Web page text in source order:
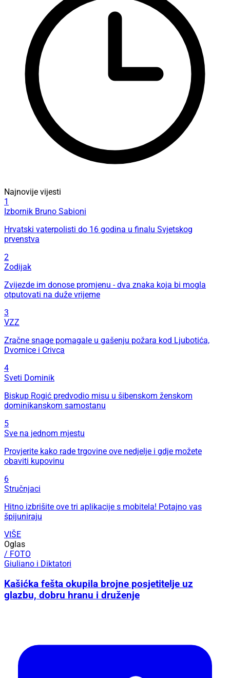
Najnovije vijesti
1
Izbornik Bruno Sabioni
Hrvatski vaterpolisti do 16 godina u finalu Svjetskog
prvenstva
2
Zodijak
Zvijezde im donose promjenu - dva znaka koja bi mogla
otputovati na duže vrijeme
3
VZZ
Zračne snage pomagale u gašenju požara kod Ljubotića,
Dvornice i Crivca
4
Sveti Dominik
Biskup Rogić predvodio misu u šibenskom ženskom
dominikanskom samostanu
5
Sve na jednom mjestu
Provjerite kako rade trgovine ove nedjelje i gdje možete
obaviti kupovinu
6
Stručnjaci
Hitno izbrišite ove tri aplikacije s mobitela! Potajno vas
špijuniraju
VIŠE
Oglas
/ FOTO
Giuliano i Diktatori
Kašićka fešta okupila brojne posjetitelje uz
glazbu, dobru hranu i druženje